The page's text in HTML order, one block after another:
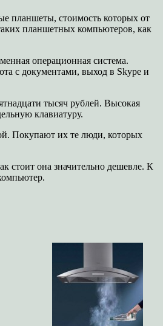
планшеты, стоимость которых от
планшетных компьютеров, как
операционная система.
с документами, выход в Skype и
тысяч рублей. Высокая
клавиатуру.
Покупают их те люди, которых
стоит она значительно дешевле. К